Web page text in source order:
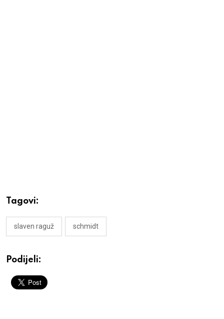
Tagovi:
slaven raguž schmidt
Podijeli: